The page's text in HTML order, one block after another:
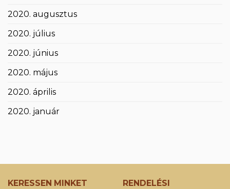
2020. augusztus
2020. július
2020. június
2020. május
2020. április
2020. január
KERESSEN MINKET
RENDELÉSI